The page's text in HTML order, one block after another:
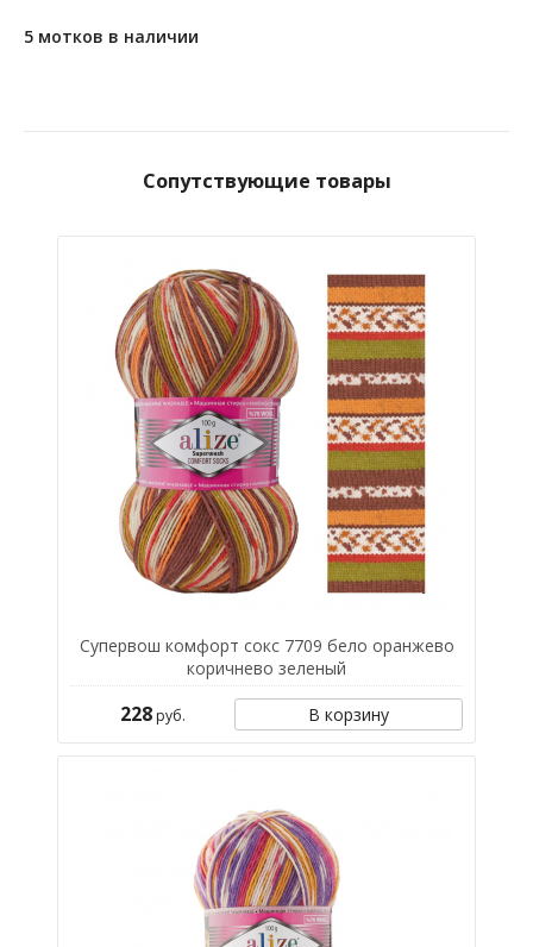
5 мотков в наличии
Сопутствующие товары
Супервош комфорт сокс 7709 бело оранжево
коричнево зеленый
228руб. В корзину